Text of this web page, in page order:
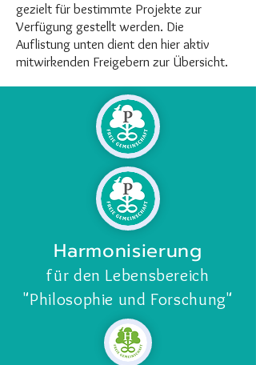
gezielt für bestimmte Projekte zur
Verfügung gestellt werden. Die
Auflistung unten dient den hier aktiv
mitwirkenden Freigebern zur Übersicht.
Harmonisierung
für den Lebensbereich
"Philosophie und Forschung"